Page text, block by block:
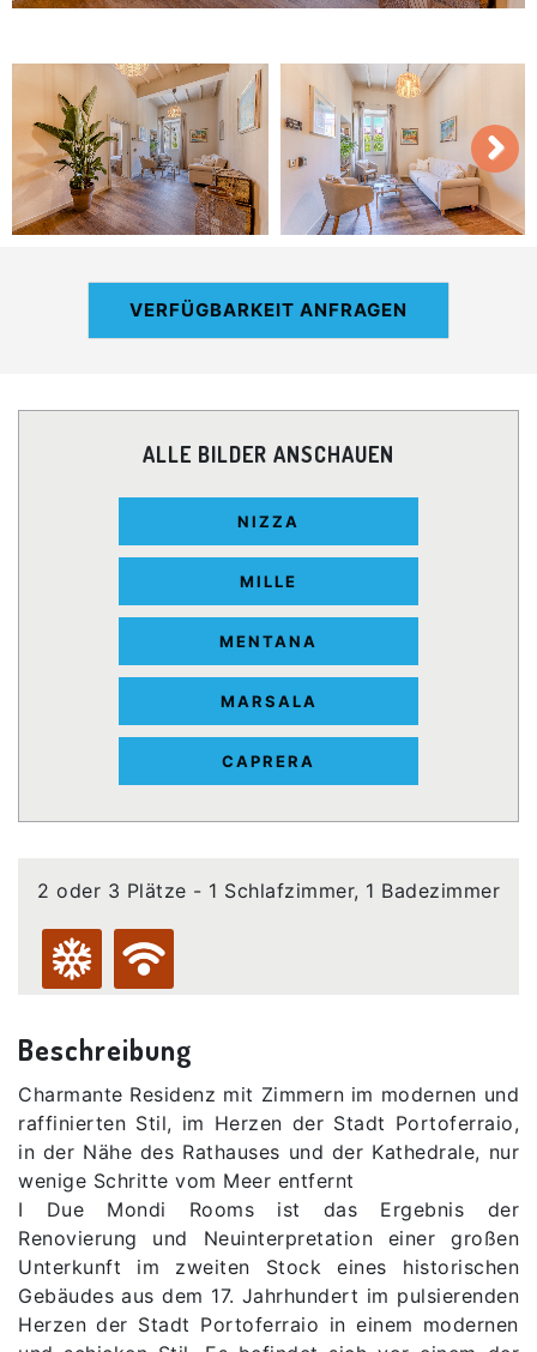
VERFÜGBARKEIT ANFRAGEN
ALLE BILDER ANSCHAUEN
NIZZA
MILLE
MENTANA
MARSALA
CAPRERA
2 oder 3 Plätze - 1 Schlafzimmer, 1 Badezimmer
Beschreibung
Charmante Residenz mit Zimmern im modernen und
raffinierten Stil, im Herzen der Stadt Portoferraio,
in der Nähe des Rathauses und der Kathedrale, nur
wenige Schritte vom Meer entfernt
I Due Mondi Rooms ist das Ergebnis der
Renovierung und Neuinterpretation einer großen
Unterkunft im zweiten Stock eines historischen
Gebäudes aus dem 17. Jahrhundert im pulsierenden
Herzen der Stadt Portoferraio in einem modernen